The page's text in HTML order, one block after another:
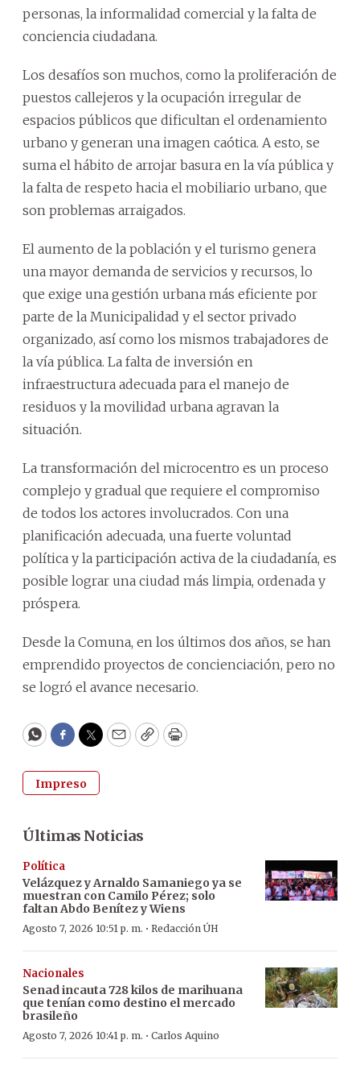
personas, la informalidad comercial y la falta de
conciencia ciudadana.
Los desafíos son muchos, como la proliferación de
puestos callejeros y la ocupación irregular de
espacios públicos que dificultan el ordenamiento
urbano y generan una imagen caótica. A esto, se
suma el hábito de arrojar basura en la vía pública y
la falta de respeto hacia el mobiliario urbano, que
son problemas arraigados.
El aumento de la población y el turismo genera
una mayor demanda de servicios y recursos, lo
que exige una gestión urbana más eficiente por
parte de la Municipalidad y el sector privado
organizado, así como los mismos trabajadores de
la vía pública. La falta de inversión en
infraestructura adecuada para el manejo de
residuos y la movilidad urbana agravan la
situación.
La transformación del microcentro es un proceso
complejo y gradual que requiere el compromiso
de todos los actores involucrados. Con una
planificación adecuada, una fuerte voluntad
política y la participación activa de la ciudadanía, es
posible lograr una ciudad más limpia, ordenada y
próspera.
Desde la Comuna, en los últimos dos años, se han
emprendido proyectos de concienciación, pero no
se logró el avance necesario.
WhatsApp
Facebook
Twitter
EmailCopyPrint
Impreso
Últimas Noticias
Política
Velázquez y Arnaldo Samaniego ya se
muestran con Camilo Pérez; solo
faltan Abdo Benítez y Wiens
Agosto 7, 2026 10:51 p. m. · Redacción ÚH
Nacionales
Senad incauta 728 kilos de marihuana
que tenían como destino el mercado
brasileño
Agosto 7, 2026 10:41 p. m. · Carlos Aquino